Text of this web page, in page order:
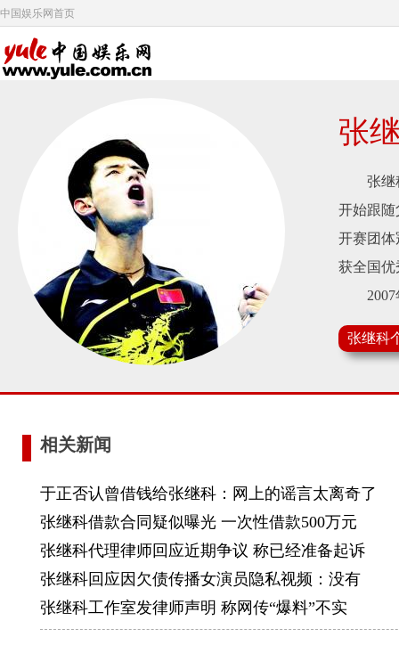
中国娱乐网首页
张
张继科
开始跟随
开赛团体
获全国优
2007年
2008年
占据了
与木子混
得男单
2010年
际比赛单
冠。同年
张继科
相关新闻
于正否认曾借钱给张继科：网上的谣言太离奇了
张继科借款合同疑似曝光 一次性借款500万元
张继科代理律师回应近期争议 称已经准备起诉
张继科回应因欠债传播女演员隐私视频：没有
张继科工作室发律师声明 称网传“爆料”不实